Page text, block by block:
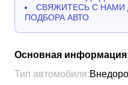
СВЯЖИТЕСЬ С НАМИ
ПОДБОРА АВТО
Основная
Тип автомобиля: